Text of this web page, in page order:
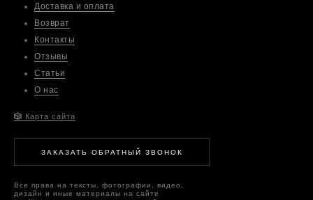
ЗАКАЗАТЬ ОБРАТНЫЙ ЗВОНОК
Все права на тексты, фотографии, видео,
дизайн и иные материалы на сайте
Доставка и оплата
Возврат
Контакты
Отзывы
Статьи
О нас
🎲 Карта сайта